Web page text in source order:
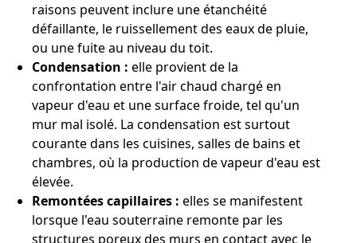
raisons peuvent inclure une étanchéité
défaillante, le ruissellement des eaux de pluie,
ou une fuite au niveau du toit.
Condensation : elle provient de la
confrontation entre l'air chaud chargé en
vapeur d'eau et une surface froide, tel qu'un
mur mal isolé. La condensation est surtout
courante dans les cuisines, salles de bains et
chambres, où la production de vapeur d'eau est
élevée.
Remontées capillaires : elles se manifestent
lorsque l'eau souterraine remonte par les
structures poreux des murs en contact avec le